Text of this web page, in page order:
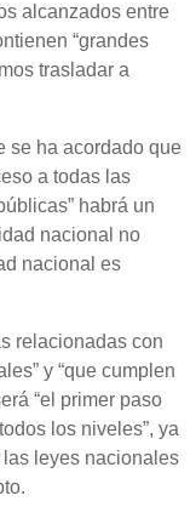
alcanzados entre
“grandes
trasladar a
se ha acordado que
a todas las
habrá un
nacional no
nacional es
relacionadas con
y “que cumplen
“el primer paso
los niveles”, ya
leyes nacionales